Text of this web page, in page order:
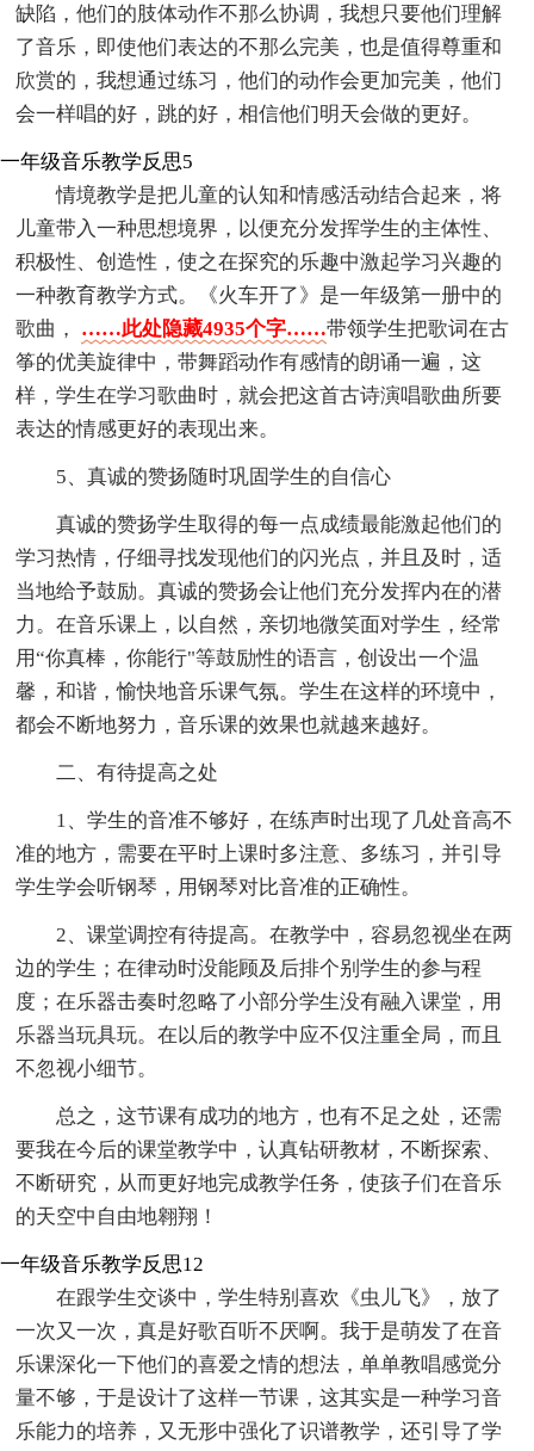
缺陷，他们的肢体动作不那么协调，我想只要他们理解
了音乐，即使他们表达的不那么完美，也是值得尊重和
欣赏的，我想通过练习，他们的动作会更加完美，他们
会一样唱的好，跳的好，相信他们明天会做的更好。
一年级音乐教学反思5
情境教学是把儿童的认知和情感活动结合起来，将
儿童带入一种思想境界，以便充分发挥学生的主体性、
积极性、创造性，使之在探究的乐趣中激起学习兴趣的
一种教育教学方式。《火车开了》是一年级第一册中的
歌曲， ……此处隐藏4935个字……带领学生把歌词在古
筝的优美旋律中，带舞蹈动作有感情的朗诵一遍，这
样，学生在学习歌曲时，就会把这首古诗演唱歌曲所要
表达的情感更好的表现出来。
5、真诚的赞扬随时巩固学生的自信心
真诚的赞扬学生取得的每一点成绩最能激起他们的
学习热情，仔细寻找发现他们的闪光点，并且及时，适
当地给予鼓励。真诚的赞扬会让他们充分发挥内在的潜
力。在音乐课上，以自然，亲切地微笑面对学生，经常
用“你真棒，你能行"等鼓励性的语言，创设出一个温
馨，和谐，愉快地音乐课气氛。学生在这样的环境中，
都会不断地努力，音乐课的效果也就越来越好。
二、有待提高之处
1、学生的音准不够好，在练声时出现了几处音高不
准的地方，需要在平时上课时多注意、多练习，并引导
学生学会听钢琴，用钢琴对比音准的正确性。
2、课堂调控有待提高。在教学中，容易忽视坐在两
边的学生；在律动时没能顾及后排个别学生的参与程
度；在乐器击奏时忽略了小部分学生没有融入课堂，用
乐器当玩具玩。在以后的教学中应不仅注重全局，而且
不忽视小细节。
总之，这节课有成功的地方，也有不足之处，还需
要我在今后的课堂教学中，认真钻研教材，不断探索、
不断研究，从而更好地完成教学任务，使孩子们在音乐
的天空中自由地翱翔！
一年级音乐教学反思12
在跟学生交谈中，学生特别喜欢《虫儿飞》，放了
一次又一次，真是好歌百听不厌啊。我于是萌发了在音
乐课深化一下他们的喜爱之情的想法，单单教唱感觉分
量不够，于是设计了这样一节课，这其实是一种学习音
乐能力的培养，又无形中强化了识谱教学，还引导了学